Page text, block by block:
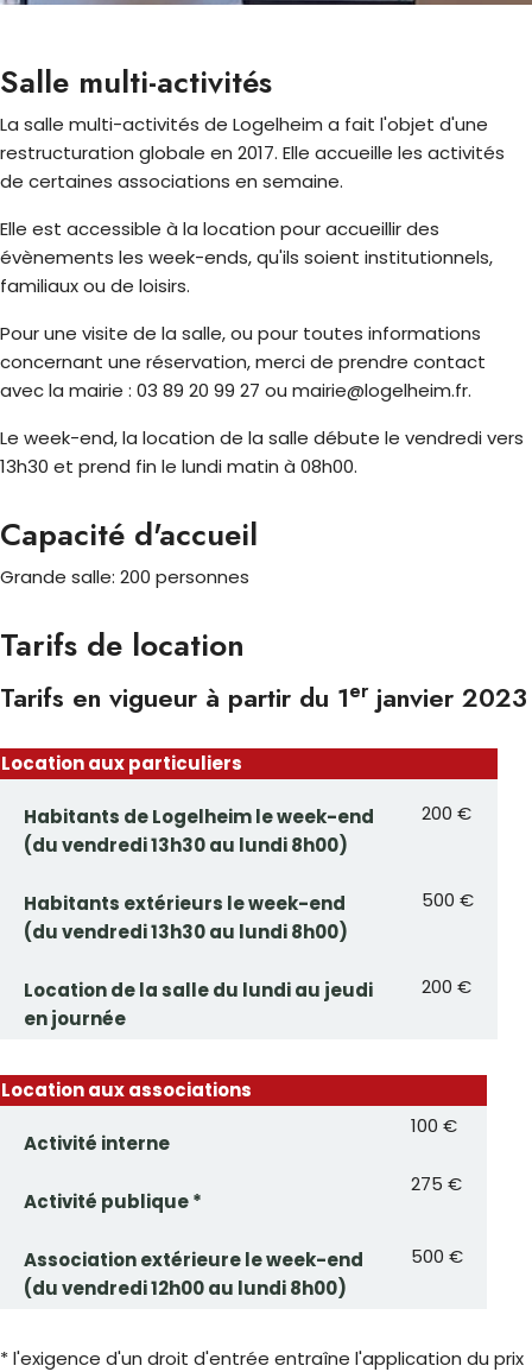
Salle multi-activités
La salle multi-activités de Logelheim a fait l'objet d'une
restructuration globale en 2017. Elle accueille les activités
de certaines associations en semaine.
Elle est accessible à la location pour accueillir des
évènements les week-ends, qu'ils soient institutionnels,
familiaux ou de loisirs.
Pour une visite de la salle, ou pour toutes informations
concernant une réservation, merci de prendre contact
avec la mairie : 03 89 20 99 27 ou mairie@logelheim.fr.
Le week-end, la location de la salle débute le vendredi vers
13h30 et prend fin le lundi matin à 08h00.
Capacité d'accueil
Grande salle: 200 personnes
Tarifs de location
Tarifs en vigueur à partir du 1erjanvier 2023
Location aux particuliers
Habitants de Logelheim le week-end
(du vendredi 13h30 au lundi 8h00)
200 €
Habitants extérieurs le week-end
(du vendredi 13h30 au lundi 8h00)
500 €
Location de la salle du lundi au jeudi
en journée
200 €
Location aux associations
Activité interne
100 €
Activité publique *
275 €
Association extérieure le week-end
(du vendredi 12h00 au lundi 8h00)
500 €
* l'exigence d'un droit d'entrée entraîne l'application du prix